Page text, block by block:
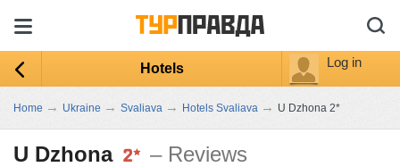
Hotels Log in
Home → Ukraine → Svaliava → Hotels Svaliava → U Dzhona 2*
U Dzhona – Reviews